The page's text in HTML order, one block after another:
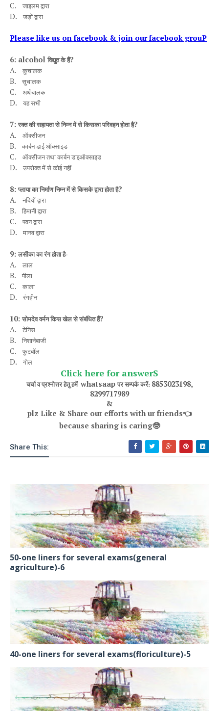
C. जाइलम द्वारा
D. जड़ों द्वारा
Please like us on facebook & join our facebook grouP
6: alcohol विद्युत के हैं?
A.
कुचालक
B. सुचालक
C. अर्धचालक
D. यह सभी
7: रक्त की सहायता से निम्न में से किसका परिवहन होता है?
A.
ऑक्सीजन
B. कार्बन डाई ऑक्साइड
C. ऑक्सीजन तथा कार्बन डाइऑक्साइड
D. उपरोक्त में से कोई नहीं
8: प्लाया का निर्माण निम्न में से किसके द्वारा होता है?
A.
नदियों द्वारा
B. हिमानी द्वारा
C. पवन द्वारा
D. मानव द्वारा
9: लसीका का रंग होता है-
A. लाल
B. पीला
C. काला
D. रंगहीन
10: सोमदेव वर्मन किस खेल से संबंधित हैं?
A.
टेनिस
B. निशानेबाजी
C. फुटबॉल
D. गोल
Click here for answerS
चर्चा व प्रश्नोत्तर हेतु हमें whatsaap पर सम्पर्क करें: 8853023198,
8299717989
&
plz Like & Share our efforts with ur friends👈
because sharing is caring🤓
Share This:
50-one liners for several exams(general
agriculture)-6
40-one liners for several exams(floriculture)-5